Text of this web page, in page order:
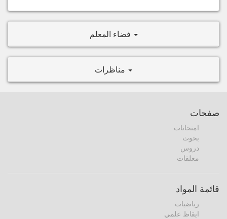
فضاء المعلم
مناظرات
صفحات
امتحانات
بحوث
دروس
معلقات
قائمة المواد
رياضيات
ايقاظ علمي